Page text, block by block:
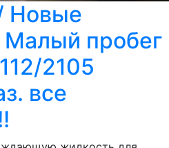
Новые
пробег
2105
все